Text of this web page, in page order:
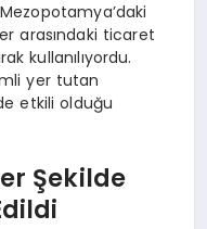
arasındaki ticaret
kullanılıyordu.
yer tutan
etkili olduğu
Şekilde